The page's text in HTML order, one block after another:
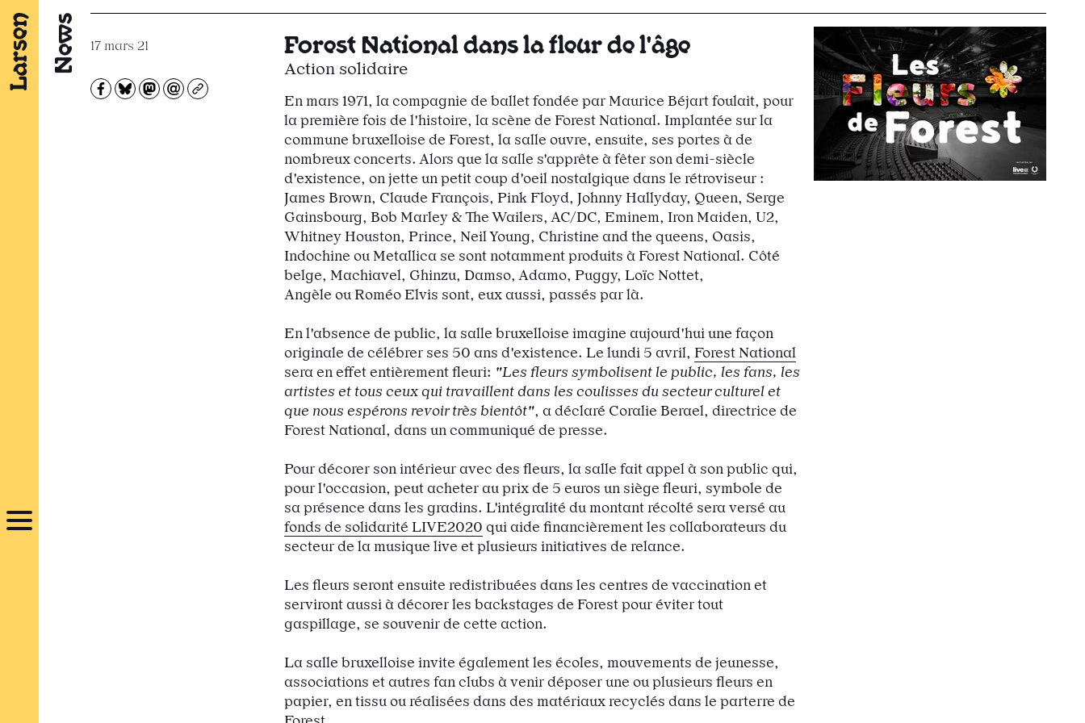
News 17 mars 21
Partagez sur Facebook
Partager sur Bluesky
Partager sur Mastodon
Partagez par e-mail
Copiez l’url
Forest National dans la fleur de l'âge
Action solidaire
En mars 1971, la compagnie de ballet fondée par Maurice Béjart foulait, pour
la première fois de l'histoire, la scène de Forest National. Implantée sur la
commune bruxelloise de Forest, la salle ouvre, ensuite, ses portes à de
nombreux concerts. Alors que la salle s'apprête à fêter son demi-siècle
d'existence, on jette un petit coup d'oeil nostalgique dans le rétroviseur :
James Brown, Claude François, Pink Floyd, Johnny Hallyday, Queen, Serge
Gainsbourg, Bob Marley & The Wailers, AC/DC, Eminem, Iron Maiden, U2,
Whitney Houston, Prince, Neil Young, Christine and the queens, Oasis,
Indochine ou Metallica se sont notamment produits à Forest National. Côté
belge, Machiavel, Ghinzu, Damso, Adamo, Puggy, Loïc Nottet,
Angèle ou Roméo Elvis sont, eux aussi, passés par là.
En l'absence de public, la salle bruxelloise imagine aujourd'hui une façon
originale de célébrer ses 50 ans d'existence. Le lundi 5 avril, Forest National
sera en effet entièrement fleuri: "Les fleurs symbolisent le public, les fans, les
artistes et tous ceux qui travaillent dans les coulisses du secteur culturel et
que nous espérons revoir très bientôt", a déclaré Coralie Berael, directrice de
Forest National, dans un communiqué de presse.
Pour décorer son intérieur avec des fleurs, la salle fait appel à son public qui,
pour l'occasion, peut acheter au prix de 5 euros un siège fleuri, symbole de
sa présence dans les gradins. L'intégralité du montant récolté sera versé au
fonds de solidarité LIVE2020 qui aide financièrement les collaborateurs du
secteur de la musique live et plusieurs initiatives de relance.
Les fleurs seront ensuite redistribuées dans les centres de vaccination et
serviront aussi à décorer les backstages de Forest pour éviter tout
gaspillage, se souvenir de cette action.
La salle bruxelloise invite également les écoles, mouvements de jeunesse,
associations et autres fan clubs à venir déposer une ou plusieurs fleurs en
papier, en tissu ou réalisées dans des matériaux recyclés dans le parterre de